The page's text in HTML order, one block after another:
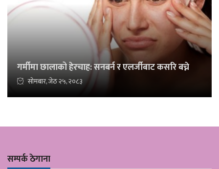
गर्मीमा छालाको हेरचाह: सनबर्न र एलर्जीबाट कसरि बच्ने
सोमबार, जेठ २५, २०८३
सम्पर्क ठेगाना